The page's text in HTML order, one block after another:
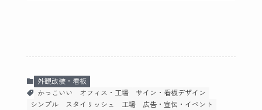
外観改装・看板
かっこいい
オフィス・工場
サイン・看板デザイン
シンプル
スタイリッシュ 工場
広告・宣伝・イベント